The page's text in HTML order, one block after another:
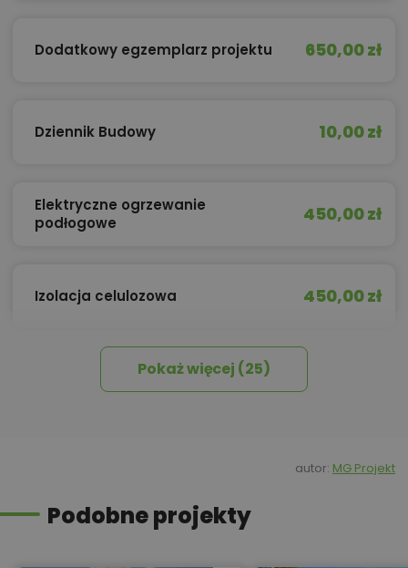
Dodatkowy egzemplarz projektu 650,00 zł
Dziennik Budowy 10,00 zł
Elektryczne ogrzewanie
podłogowe
450,00 zł
Izolacja celulozowa 450,00 zł
Kominek z DGP
800,00 zł
Pokaż więcej (25)
autor: MG Projekt
Podobne projekty